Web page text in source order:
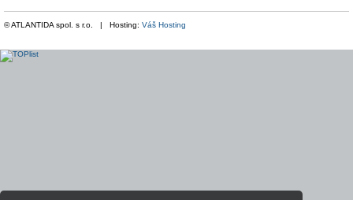
© ATLANTIDA spol. s r.o. | Hosting: Váš Hosting